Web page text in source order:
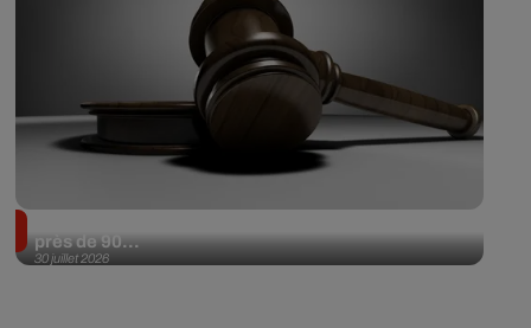
30 juillet 2026
près de 90...